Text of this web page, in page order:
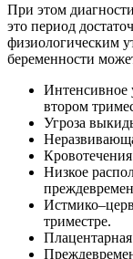
При этом
это период
физиологическим
беременности
Интенсивное
втором
Угроза
Низкое
триместре.